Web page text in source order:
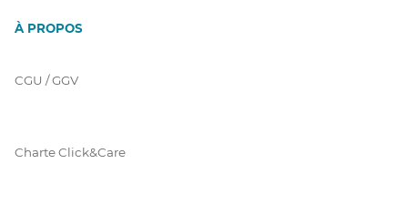
À PROPOS
CGU / GGV
Charte Click&Care